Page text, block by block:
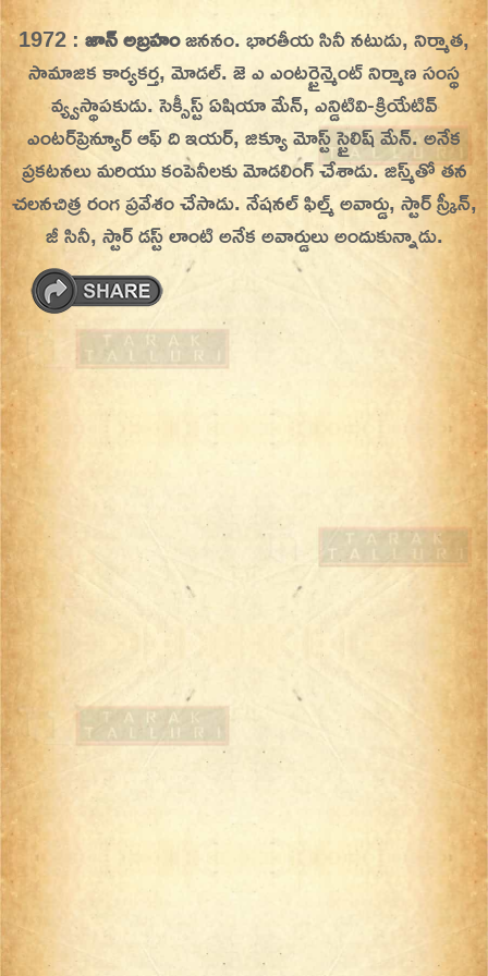
Skip
to
content
On This Day
Today in History | On This Day | This Day in
History | Today in India | What Happened
Today in India | Charitralo eroju | charitra lo
eroju |
1972 :జాన్ అబ్రహంజననం. భారతీయ సినీ నటుడు, నిర్మాత,
సామాజిక కార్యకర్త, మోడల్. జె ఎ ఎంటర్టైన్మెంట్ నిర్మాణ సంస్థ
వ్య్వస్థాపకుడు.సెక్సీస్ట్ ఏషియా మేన్, ఎన్డిటివి-క్రియేటివ్
ఎంటర్‌ప్రెన్యూర్ ఆఫ్ ది ఇయర్, జిక్యూ మోస్ట్ స్టైలిష్ మేన్. అనేక
ప్రకటనలు మరియు కంపెనీలకు మోడలింగ్ చేశాడు. జిస్మ్‌తో తన
చలనచిత్ర రంగ ప్రవేశం చేసాడు. నేషనల్ ఫిల్మ్ అవార్డు, స్టార్ స్క్రీన్,
జీ సినీ, స్టార్ డస్ట్ లాంటి అనేక అవార్డులు అందుకున్నాడు.